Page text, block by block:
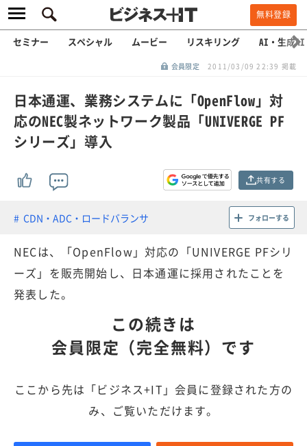
無料登録
セミナー スペシャル ムービー リスキリング AI・生成AI
会員限定 2011/03/09 22:39 掲載
日本通運、業務システムに「OpenFlow」対
応のNEC製ネットワーク製品「UNIVERGE PF
シリーズ」導入
共有する
CDN・ADC・ロードバランサ フォローする
NECは、「OpenFlow」対応の「UNIVERGE PFシリ
ーズ」を販売開始し、日本通運に採用されたことを
発表した。
この続きは
会員限定（完全無料）です
ここから先は「ビジネス+IT」会員に登録された方の
み、ご覧いただけます。